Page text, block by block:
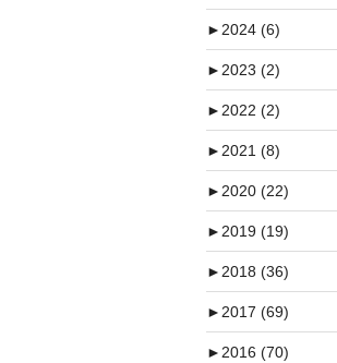
►2024 (6)
►2023 (2)
►2022 (2)
►2021 (8)
►2020 (22)
►2019 (19)
►2018 (36)
►2017 (69)
►2016 (70)